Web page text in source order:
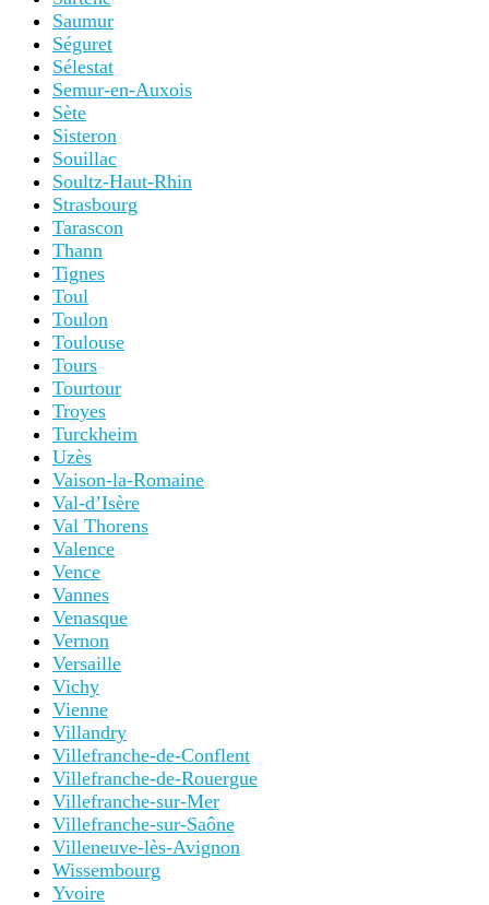
Saumur
Séguret
Sélestat
Semur-en-Auxois
Sète
Sisteron
Souillac
Soultz-Haut-Rhin
Strasbourg
Tarascon
Thann
Tignes
Toul
Toulon
Toulouse
Tours
Tourtour
Troyes
Turckheim
Uzès
Vaison-la-Romaine
Val-d’Isère
Val Thorens
Valence
Vence
Vannes
Venasque
Vernon
Versaille
Vichy
Vienne
Villandry
Villefranche-de-Conflent
Villefranche-de-Rouergue
Villefranche-sur-Mer
Villefranche-sur-Saône
Villeneuve-lès-Avignon
Wissembourg
Yvoire